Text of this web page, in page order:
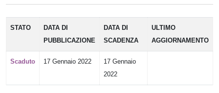
STATO
DATA DI
PUBBLICAZIONE
DATA DI
SCADENZA
ULTIMO
AGGIORNAMENTO
Scaduto 17 Gennaio 2022
17 Gennaio
2022